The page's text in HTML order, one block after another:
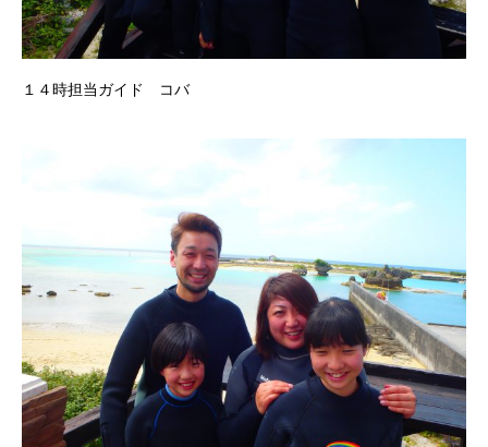
１４時担当ガイド コバ